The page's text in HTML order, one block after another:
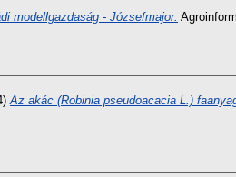
modellgazdaság - Józsefmajor.
Az akác (Robinia pseudoacacia L.)